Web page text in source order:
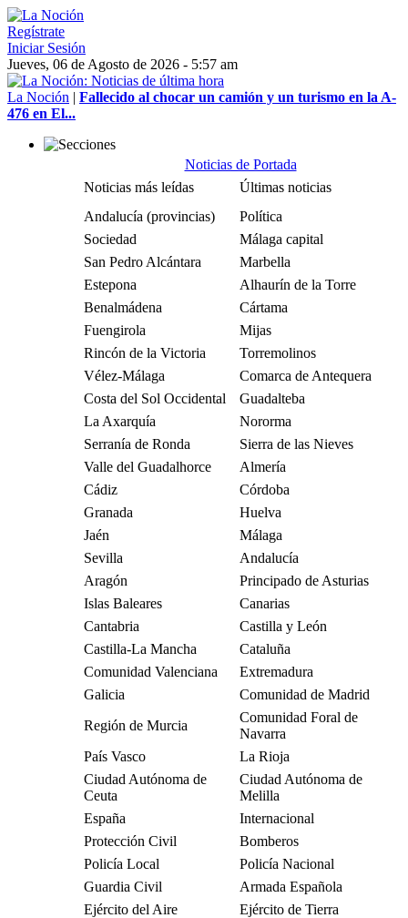
Regístrate
Iniciar Sesión
Jueves, 06 de Agosto de 2026 - 5:57 am
La Noción | Fallecido al chocar un camión y un turismo en la A-
476 en El...
Noticias de Portada
Noticias más leídas
Últimas noticias
Andalucía (provincias)
Política
Sociedad
Málaga capital
San Pedro Alcántara
Marbella
Estepona
Alhaurín de la Torre
Benalmádena
Cártama
Fuengirola
Mijas
Rincón de la Victoria
Torremolinos
Vélez-Málaga
Comarca de Antequera
Costa del Sol Occidental
Guadalteba
La Axarquía
Nororma
Serranía de Ronda
Sierra de las Nieves
Valle del Guadalhorce
Almería
Cádiz
Córdoba
Granada
Huelva
Jaén
Málaga
Sevilla
Andalucía
Aragón
Principado de Asturias
Islas Baleares
Canarias
Cantabria
Castilla y León
Castilla-La Mancha
Cataluña
Comunidad Valenciana
Extremadura
Galicia
Comunidad de Madrid
Región de Murcia
Comunidad Foral de
Navarra
País Vasco
La Rioja
Ciudad Autónoma de
Ceuta
Ciudad Autónoma de
Melilla
España
Internacional
Protección Civil
Bomberos
Policía Local
Policía Nacional
Guardia Civil
Armada Española
Ejército del Aire
Ejército de Tierra